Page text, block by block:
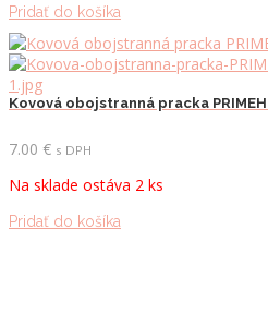
Pridať do košíka
Kovová obojstranná pracka
7.00 € s DPH
Na sklade ostáva 2 ks
Pridať do košíka